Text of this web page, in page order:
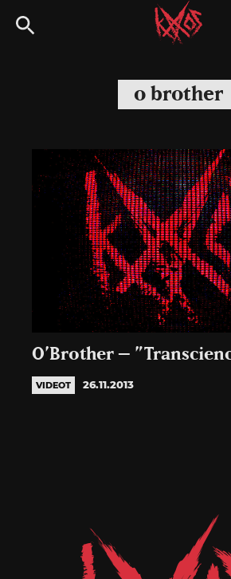
Siirry
suoraan
Kaaoszine
o brother
O’Brother –
VIDEOT 26.11.2013